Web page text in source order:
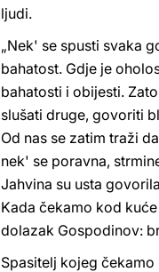
ljudi.
„Nek' se spusti svaka
bahatost. Gdje je
bahatosti i obijesti.
slušati druge, govoriti
Od nas se zatim traži
nek' se poravna,
Jahvina su usta
Kada čekamo kod
dolazak Gospodinov:
Spasitelj kojeg